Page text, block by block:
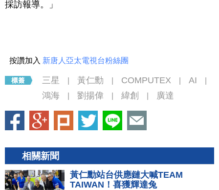
採訪報導。」
按讚加入 新唐人亞太電視台粉絲團
三星 黃仁勳 COMPUTEX AI
鴻海 劉揚偉 緯創 廣達
相關新聞
黃仁勳站台供應鏈大喊TEAM
TAIWAN！喜獲輝達兔